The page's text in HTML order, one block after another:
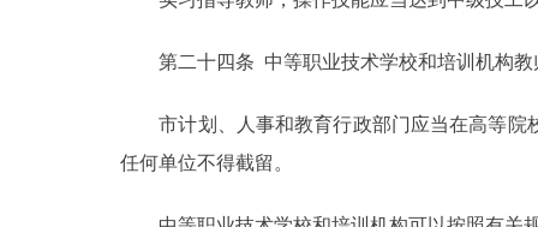
第二十四条 中等职业技术学校和培训机构教
市计划、人事和教育行政部门应当在高等院
任何单位不得截留。